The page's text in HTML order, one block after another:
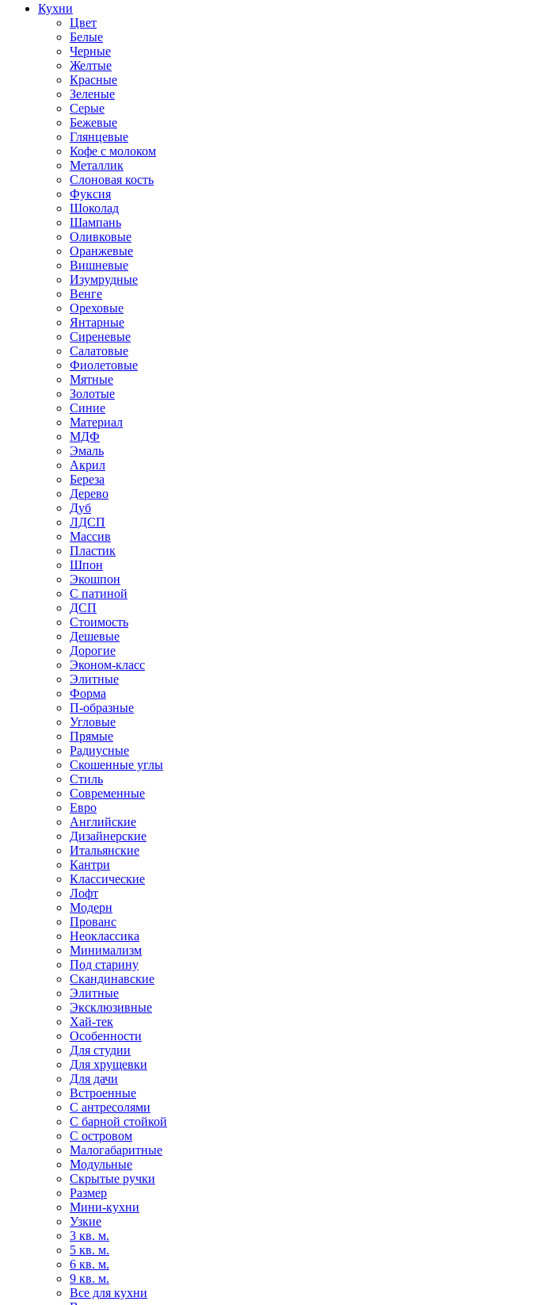
Кухни
Цвет
Белые
Черные
Желтые
Красные
Зеленые
Серые
Бежевые
Глянцевые
Кофе с молоком
Металлик
Слоновая кость
Фуксия
Шоколад
Шампань
Оливковые
Оранжевые
Вишневые
Изумрудные
Венге
Ореховые
Янтарные
Сиреневые
Салатовые
Фиолетовые
Мятные
Золотые
Синие
Материал
МДФ
Эмаль
Акрил
Береза
Дерево
Дуб
ЛДСП
Массив
Пластик
Шпон
Экошпон
С патиной
ДСП
Стоимость
Дешевые
Дорогие
Эконом-класс
Элитные
Форма
П-образные
Угловые
Прямые
Радиусные
Скошенные углы
Стиль
Современные
Евро
Английские
Дизайнерские
Итальянские
Кантри
Классические
Лофт
Модерн
Прованс
Неоклассика
Минимализм
Под старину
Скандинавские
Элитные
Эксклюзивные
Хай-тек
Особенности
Для студии
Для хрущевки
Для дачи
Встроенные
С антресолями
С барной стойкой
С островом
Малогабаритные
Модульные
Скрытые ручки
Размер
Мини-кухни
Узкие
3 кв. м.
5 кв. м.
6 кв. м.
9 кв. м.
Все для кухни